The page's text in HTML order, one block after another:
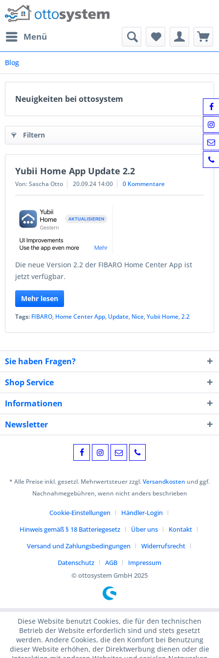
Menü
Blog
Neuigkeiten bei ottosystem
Filtern
Yubii Home App Update 2.2
Von: Sascha Otto 20.09.24 14:00 0 Kommentare
Die neue Version 2.2 der FIBARO Home Center App ist
jetzt verfügbar.
Mehr lesen
Tags: FIBARO, Home Center App, Update, Nice,Yubii Home,2.2
Sie haben Fragen?
Shop Service
Informationen
Newsletter
* Alle Preise inkl. gesetzl. Mehrwertsteuer zzgl.Versandkosten und ggf.
Nachnahmegebühren, wenn nicht anders beschrieben
Cookie-Einstellungen
Händler-Login
Hinweis gemäß § 18 Batteriegesetz
Über uns
Kontakt
Versand und Zahlungsbedingungen
Widerrufsrecht
Datenschutz
AGB
Impressum
© ottosystem GmbH 2025
Diese Website benutzt Cookies, die für den technischen
Betrieb der Website erforderlich sind und stets gesetzt
werden. Andere Cookies, die den Komfort bei Benutzung
dieser Website erhöhen, der Direktwerbung dienen oder die